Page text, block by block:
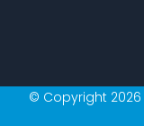
© Copyright